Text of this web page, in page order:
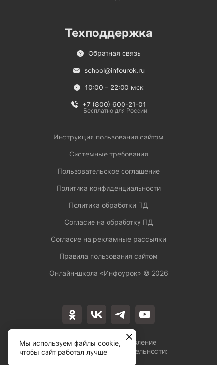
Лицензия на осуществление
образовательной деятельности:
Техподдержка
Обратная связь
school@infourok.ru
10:00 – 22:00 мск
+7 (800) 600-21-01
Бесплатно для России
Инструкция пользования сайтом
Системные требования
Пользовательское соглашение
Политика конфиденциальности
Политика обработки ПД
Согласие на обработку ПД
Согласие на рекламные рассылки
Правила пользования сайтом
Онлайн-школа «Инфоурок» © 2026
Мы используем файлы cookie,
чтобы сайт работал лучше!